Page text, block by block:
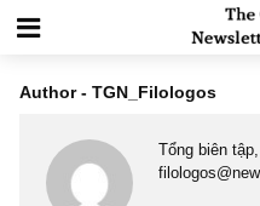
Author - TGN_Filologos
Tổng biên